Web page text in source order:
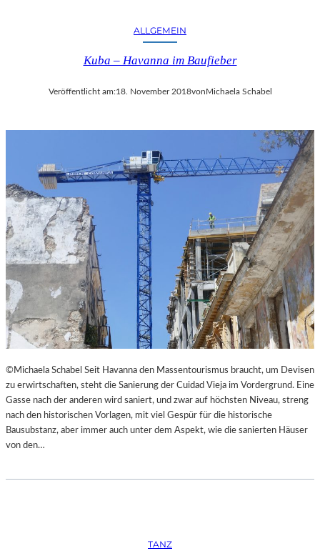
ALLGEMEIN
Kuba – Havanna im Baufieber
Veröffentlicht am:18. November 2018vonMichaela Schabel
©Michaela Schabel Seit Havanna den Massentourismus braucht, um Devisen
zu erwirtschaften, steht die Sanierung der Cuidad Vieja im Vordergrund. Eine
Gasse nach der anderen wird saniert, und zwar auf höchsten Niveau, streng
nach den historischen Vorlagen, mit viel Gespür für die historische
Bausubstanz, aber immer auch unter dem Aspekt, wie die sanierten Häuser
von den…
TANZ